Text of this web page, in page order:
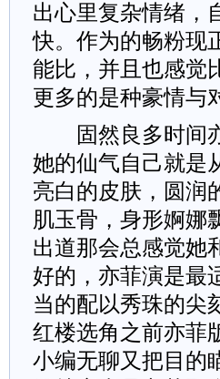
出心里复杂情绪，
快。作为的畅粉现
能比，并且也感觉
更多的是种豪情与
固然良多时间亦
她的仙气自己就是
亮白的皮肤，圆润
肌玉骨，身形婀娜
出道那会总感觉她
好的，亦菲演是最
当的配以秀珠的尖
红楼选角之前亦菲
小编无聊又把目的